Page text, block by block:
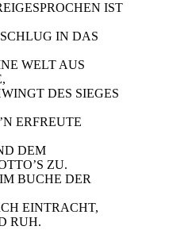
IST
IN DAS
WELT AUS
DES SIEGES
ERFREUTE
DEM
ZU.
BUCHE DER
EINTRACHT,
RUH.